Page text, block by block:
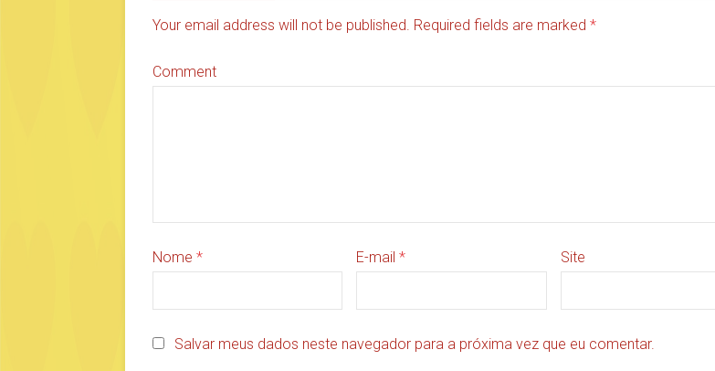
Your email address will not be published. Required fields are marked *
Comment
Nome * E-mail* Site
Salvar meus dados neste navegador para a próxima vez que eu comentar.